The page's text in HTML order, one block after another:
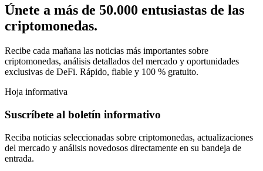
Únete a más de 50.000 entusiastas de las
criptomonedas.
Recibe cada mañana las noticias más importantes sobre
criptomonedas, análisis detallados del mercado y oportunidades
exclusivas de DeFi. Rápido, fiable y 100 % gratuito.
Hoja informativa
Suscríbete al boletín informativo
Reciba noticias seleccionadas sobre criptomonedas, actualizaciones
del mercado y análisis novedosos directamente en su bandeja de
entrada.